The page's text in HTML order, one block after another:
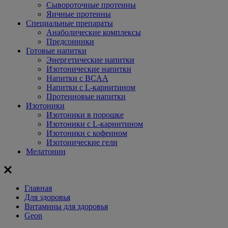
Сывороточные протеины
Яичные протеины
Специальные препараты
Анаболические комплексы
Предсонники
Готовые напитки
Энергетические напитки
Изотонические напитки
Напитки с BCAA
Напитки с L-карнитином
Протеиновые напитки
Изотоники
Изотоники в порошке
Изотоники с L-карнитином
Изотоники с кофеином
Изотонические гели
Мелатонин
Главная
Для здоровья
Витамины для здоровья
Geon